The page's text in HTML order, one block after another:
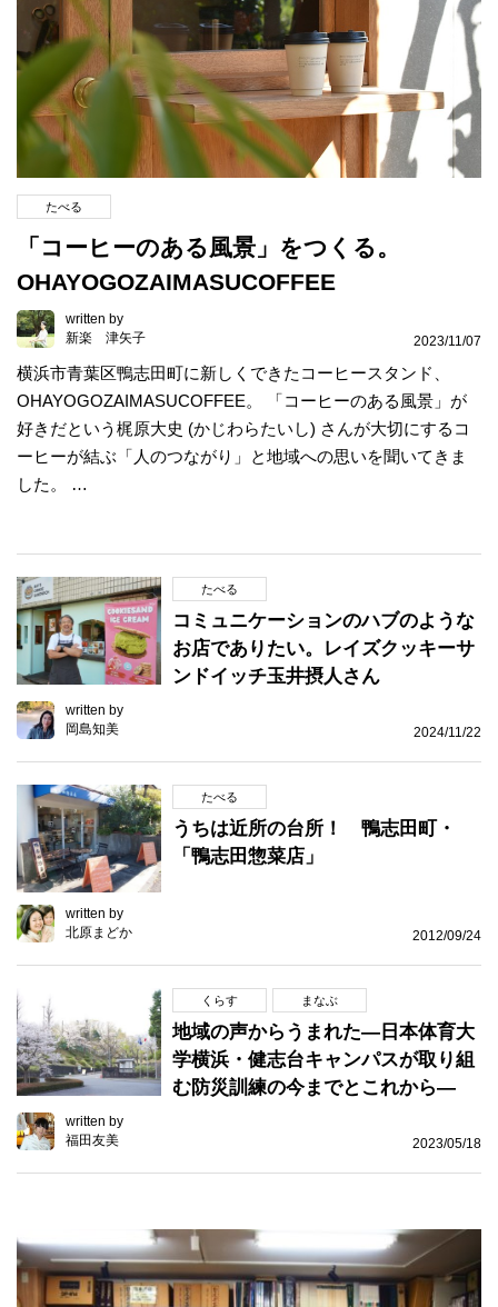
たべる
「コーヒーのある風景」をつくる。
OHAYOGOZAIMASUCOFFEE
written by
新楽 津矢子
2023/11/07
横浜市青葉区鴨志田町に新しくできたコーヒースタンド、
OHAYOGOZAIMASUCOFFEE。 「コーヒーのある風景」が
好きだという梶原大史 (かじわらたいし) さんが大切にするコ
ーヒーが結ぶ「人のつながり」と地域への思いを聞いてきま
した。 …
たべる
コミュニケーションのハブのような
お店でありたい。レイズクッキーサ
ンドイッチ玉井摂人さん
written by
岡島知美
2024/11/22
たべる
うちは近所の台所！ 鴨志田町・
「鴨志田惣菜店」
written by
北原まどか
2012/09/24
くらす まなぶ
地域の声からうまれた―日本体育大
学横浜・健志台キャンパスが取り組
む防災訓練の今までとこれから―
written by
福田友美
2023/05/18